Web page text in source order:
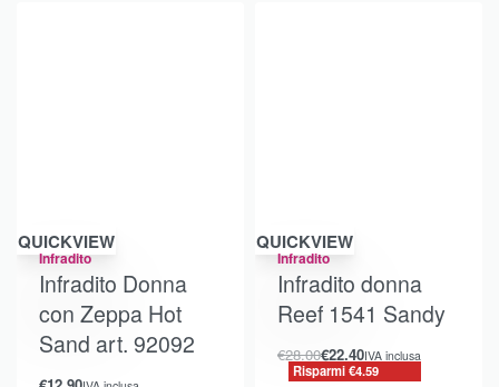
QUICKVIEW
Infradito
Infradito Donna
con Zeppa Hot
Sand art. 92092
Risparmi €4.59
QUICKVIEW
Infradito
Infradito donna
Reef 1541 Sandy
€28.00€22.40IVA inclusa
Risparmi €4.59